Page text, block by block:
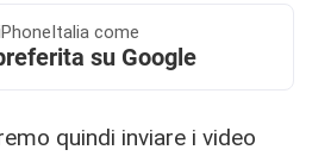
come
su Google
quindi inviare i video